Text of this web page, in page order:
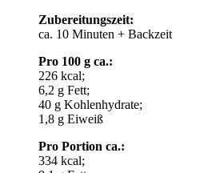
Zubereitungszeit:
ca. 10 Minuten + Backzeit
Pro 100 g ca.:
226 kcal;
6,2 g Fett;
40 g Kohlenhydrate;
1,8 g Eiweiß
Pro Portion ca.:
334 kcal;